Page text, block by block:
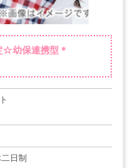
☆幼保連携型＊
日制